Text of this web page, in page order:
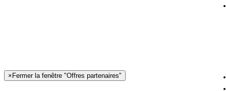
× Fermer la fenêtre "Offres partenaires"